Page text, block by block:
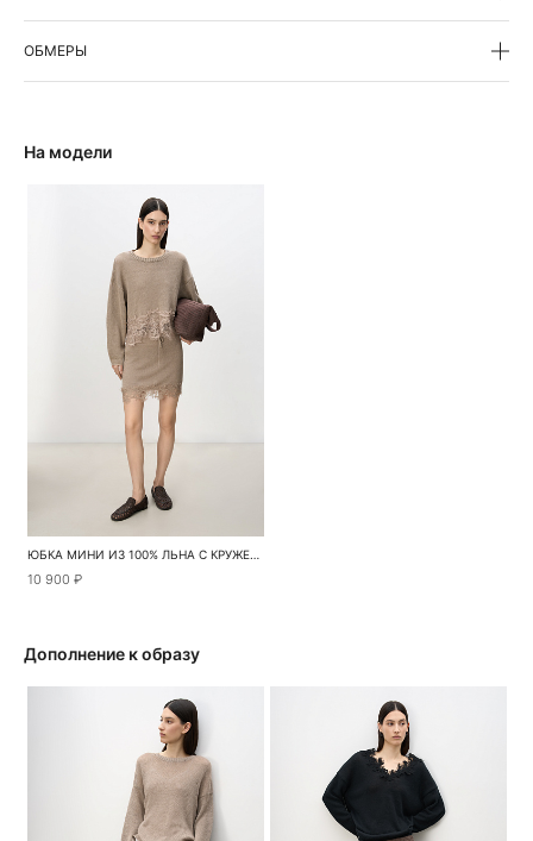
ОБМЕРЫ
На модели
ЮБКА МИНИ ИЗ 100% ЛЬНА С КРУЖЕВОМ
10 900 ₽
Дополнение к образу